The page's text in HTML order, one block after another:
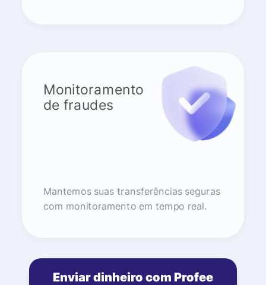
Monitoramento
de fraudes
Mantemos suas transferências seguras
com monitoramento em tempo real.
Enviar dinheiro com Profee